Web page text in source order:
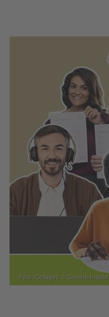
Foto (Collage): © Goethe-Institut